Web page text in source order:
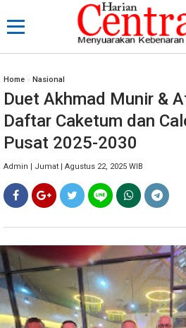
Home » Nasional
Duet Akhmad Munir &
Daftar Caketum dan
Pusat 2025-2030
Admin | Jumat | Agustus 22, 2025 WIB